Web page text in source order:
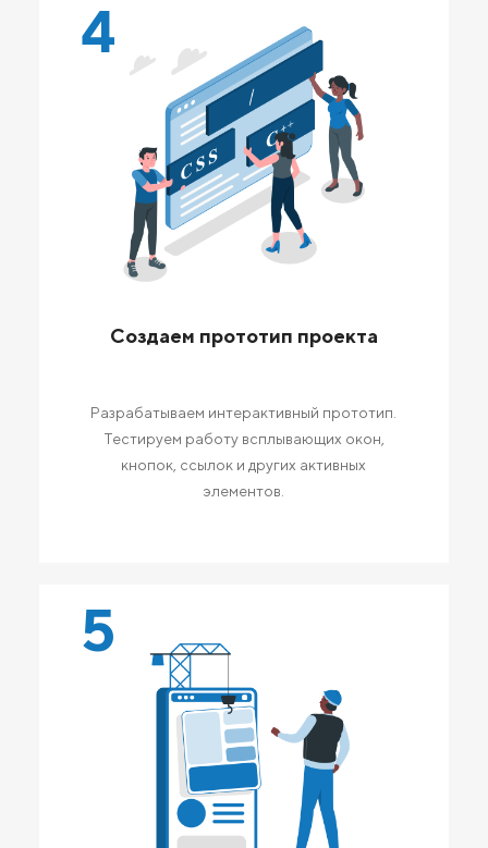
4
Создаем прототип проекта
Разрабатываем интерактивный прототип.
Тестируем работу всплывающих окон,
кнопок, ссылок и других активных
элементов.
5